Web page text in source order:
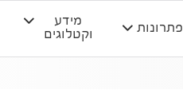
פתרונות
מידע
וקטלוגים